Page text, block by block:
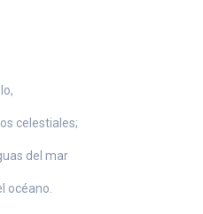
celestiales;
del mar
océano.